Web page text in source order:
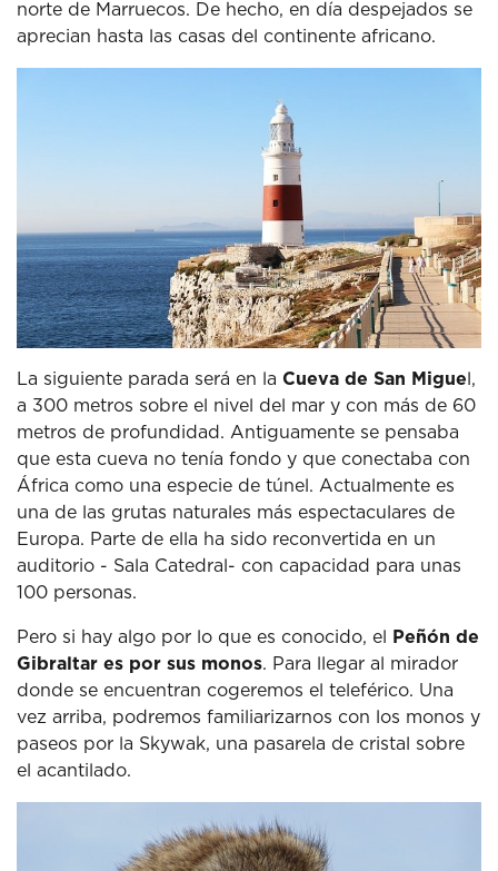
norte de Marruecos. De hecho, en día despejados se
aprecian hasta las casas del continente africano.
La siguiente parada será en la Cueva de San Migue l,
a 300 metros sobre el nivel del mar y con más de 60
metros de profundidad. Antiguamente se pensaba
que esta cueva no tenía fondo y que conectaba con
África como una especie de túnel. Actualmente es
una de las grutas naturales más espectaculares de
Europa. Parte de ella ha sido reconvertida en un
auditorio - Sala Catedral- con capacidad para unas
100 personas.
Pero si hay algo por lo que es conocido, el
Peñón de
Gibraltar es por sus monos. Para llegar al mirador
donde se encuentran cogeremos el teleférico. Una
vez arriba, podremos familiarizarnos con los monos y
paseos por la Skywak, una pasarela de cristal sobre
el acantilado.